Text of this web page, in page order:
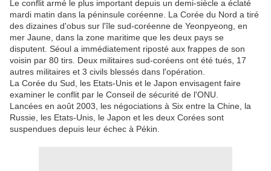
Le conflit armé le plus important depuis un demi-siècle a éclaté
mardi matin dans la péninsule coréenne. La Corée du Nord a tiré
des dizaines d'obus sur l'île sud-coréenne de Yeonpyeong, en
mer Jaune, dans la zone maritime que les deux pays se
disputent. Séoul a immédiatement riposté aux frappes de son
voisin par 80 tirs. Deux militaires sud-coréens ont été tués, 17
autres militaires et 3 civils blessés dans l'opération.
La Corée du Sud, les Etats-Unis et le Japon envisagent faire
examiner le conflit par le Conseil de sécurité de l'ONU.
Lancées en août 2003, les négociations à Six entre la Chine, la
Russie, les Etats-Unis, le Japon et les deux Corées sont
suspendues depuis leur échec à Pékin.